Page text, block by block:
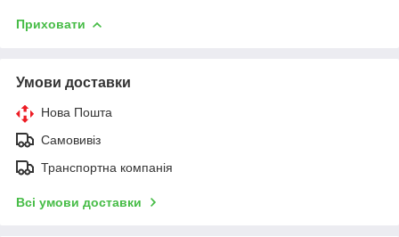
Приховати
Умови доставки
Нова Пошта
Самовивіз
Транспортна компанія
Всі умови доставки